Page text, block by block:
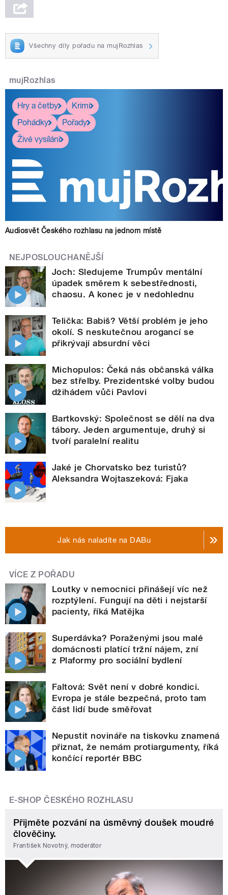
Všechny díly pořadu na mujRozhlas
mujRozhlas
Hry a četby
Krimi
Pohádky
Pořady
Živé vysílání
Audiosvět Českého rozhlasu na jednom místě
NEJPOSLOUCHANĚJŠÍ
Joch: Sledujeme Trumpův mentální
úpadek směrem k sebestřednosti,
chaosu. A konec je v nedohlednu
Telička: Babiš? Větší problém je jeho
okolí. S neskutečnou arogancí se
přikrývají absurdní věci
Michopulos: Čeká nás občanská válka
bez střelby. Prezidentské volby budou
džihádem vůči Pavlovi
Bartkovský: Společnost se dělí na dva
tábory. Jeden argumentuje, druhý si
tvoří paralelní realitu
Jaké je Chorvatsko bez turistů?
Aleksandra Wojtaszeková: Fjaka
Jak nás naladíte na DABu
VÍCE Z POŘADU
Loutky v nemocnici přinášejí víc než
rozptýlení. Fungují na děti i nejstarší
pacienty, říká Matějka
Superdávka? Poraženými jsou malé
domácnosti platící tržní nájem, zní
z Plaformy pro sociální bydlení
Faltová: Svět není v dobré kondici.
Evropa je stále bezpečná, proto tam
část lidí bude směřovat
Nepustit novináře na tiskovku znamená
přiznat, že nemám protiargumenty, říká
končící reportér BBC
E-SHOP ČESKÉHO ROZHLASU
Přijměte pozvání na úsměvný doušek moudré
člověčiny.
František Novotný, moderátor